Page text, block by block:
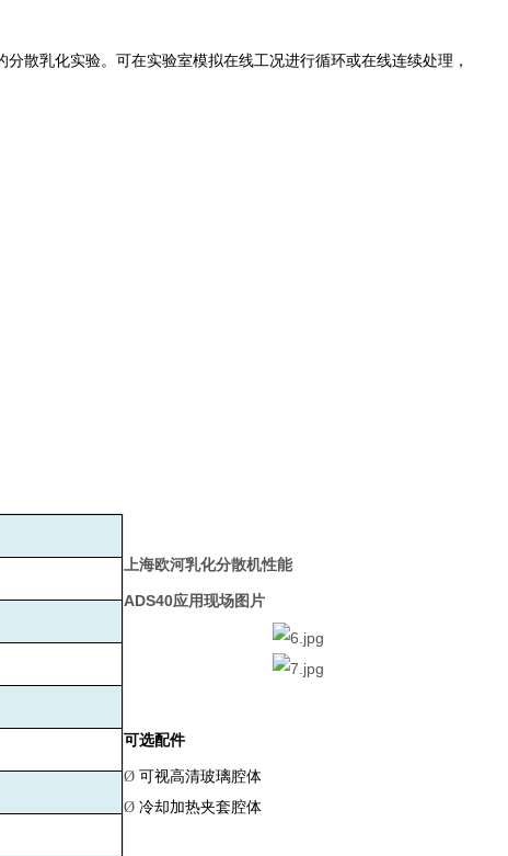
散乳化实验。可在实验室模拟在线工况进行循环或在线连续处理，
上海欧河乳化分散机性能
ADS40应用现场图片
可选配件
Ø 可视高清玻璃腔体
Ø 冷却加热夹套腔体